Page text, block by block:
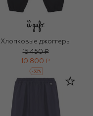
Хлопковые джоггеры
15 450 ₽
10 800 ₽
-30%